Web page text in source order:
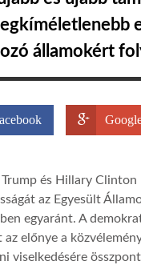
államokért
és Hillary
az Egyesült
egyaránt. A
az előnye a
viselkedésére